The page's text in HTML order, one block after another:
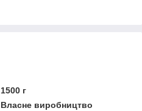
1500 г
Власне виробництво